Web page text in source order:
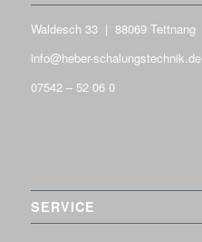
Waldesch 33 | 88069 Tettnang
info@heber-schalungstechnik.de
07542 – 52 06 0
SERVICE